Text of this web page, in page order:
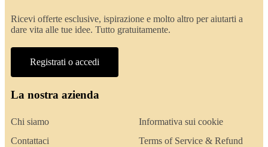
Ricevi offerte esclusive, ispirazione e molto altro per aiutarti a
dare vita alle tue idee. Tutto gratuitamente.
Registrati o accedi
La nostra azienda
Chi siamo
Contattaci
Informativa sui cookie
Terms of Service & Refund